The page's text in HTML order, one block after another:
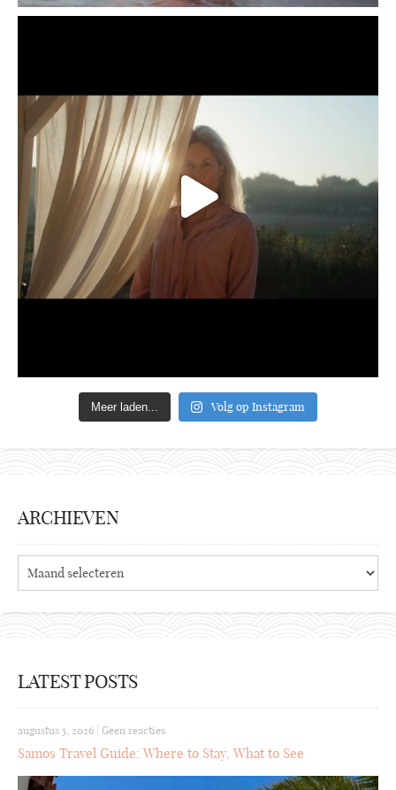
Meer laden... Volg op Instagram
ARCHIEVEN
Archieven
LATEST POSTS
augustus 5, 2026 Geen reacties
Samos Travel Guide: Where to Stay, What to See